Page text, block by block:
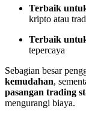
Nikmati
Terbaik
kripto atau
Terbaik
tepercaya
Sebagian besar
kemudahan,
pasangan trading
mengurangi biaya.